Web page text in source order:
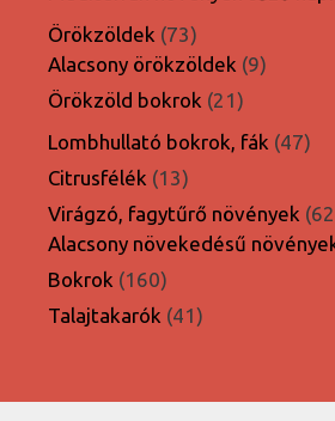
Örökzöldek 7373
termék
Alacsony örökzöldek 99
Örökzöld bokrok 2121
termék
Lombhullató bokrok, fák 4747
Citrusfélék 1313
termék
Virágzó, fagytűrő növények
Alacsony növekedésű
Bokrok 160160
termék
Talajtakarók 4141